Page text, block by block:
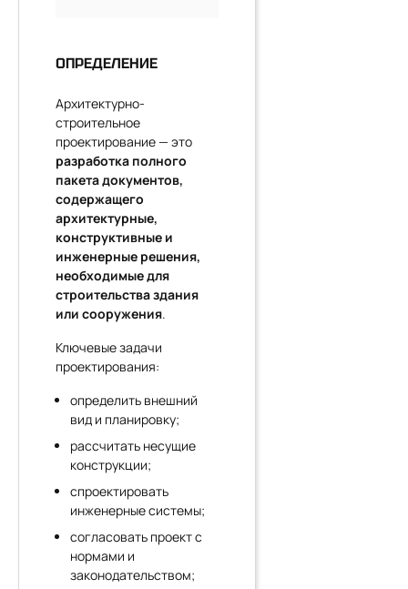
ОПРЕДЕЛЕНИЕ
Архитектурно-
строительное
проектирование — это
разработка полного
пакета документов,
содержащего
архитектурные,
конструктивные и
инженерные решения,
необходимые для
строительства здания
или сооружения.
Ключевые задачи
проектирования:
определить внешний
вид и планировку;
рассчитать несущие
конструкции;
спроектировать
инженерные системы;
согласовать проект с
нормами и
законодательством;